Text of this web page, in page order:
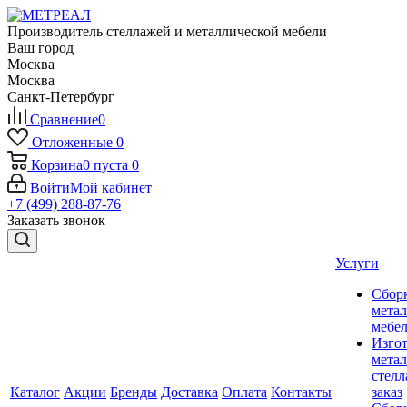
Производитель стеллажей и металлической мебели
Ваш город
Москва
Москва
Санкт-Петербург
Сравнение0
Отложенные 0
Корзина0 пуста 0
ВойтиМой кабинет
+7 (499) 288-87-76
Заказать звонок
Каталог Акции Бренды Доставка Оплата Контакты
Услуги
заказ